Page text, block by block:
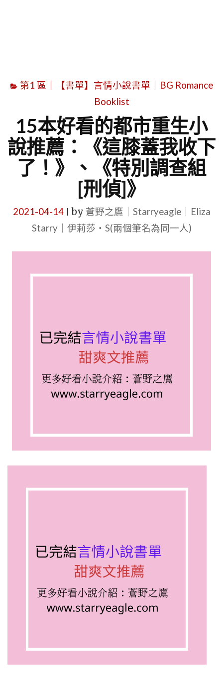
第1 區｜【書單】言情小說書單｜BG Romance
Booklist
15本好看的都市重生小
說推薦：《這膝蓋我收下
了！》、《特別調查組
[刑偵]》
2021-04-14| by 蒼野之鷹｜Starryeagle｜Eliza
Starry｜伊莉莎・S(兩個筆名為同一人)